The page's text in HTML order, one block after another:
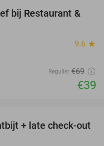
43%
bij Restaurant &
9.6 star
Regulier €69
€39
41%
+ late check-out